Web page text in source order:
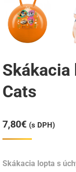
Cats
7,80€ (s DPH)
Skákacia lopta s